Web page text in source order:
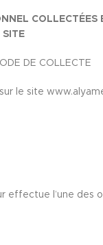
COLLECTÉES
SITE
DE COLLECTE
le site
effectue l’une des